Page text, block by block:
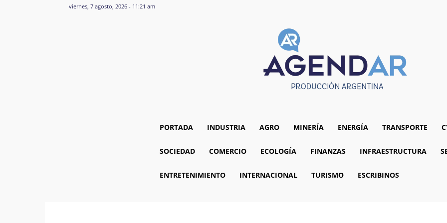
viernes, 7 agosto, 2026 - 11:21 am
PORTADA INDUSTRIA AGRO MINERÍA ENERGÍA TRANSPORTE
SOCIEDAD COMERCIO ECOLOGÍA FINANZAS INFRAESTRUCTURA
ENTRETENIMIENTO INTERNACIONAL TURISMO ESCRIBINOS